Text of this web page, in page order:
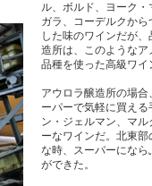
ル、ボルド、ヨーク
ガラ、コーデルクか
した味のワインだが
造所は、このような
品種を使った高級ワイ
アウロラ醸造所の場
ーパーで気軽に買え
ン・ジェルマン、マ
ーなワインだ。北東
な時、スーパーになら
ができた。